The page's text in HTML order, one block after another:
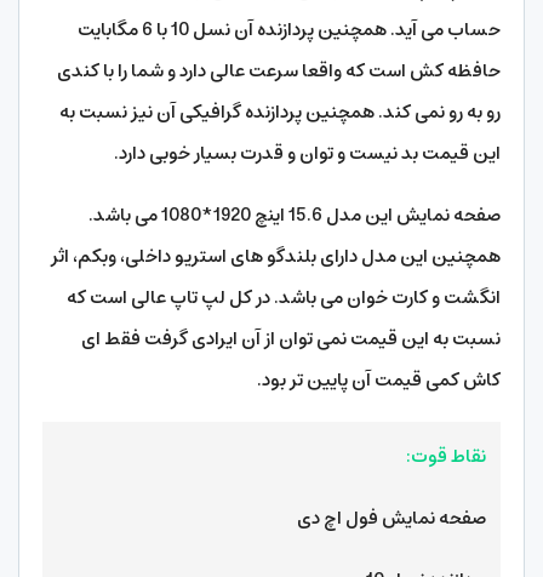
حساب می آید. همچنین پردازنده آن نسل 10 با 6 مگابایت
حافظه کش است که واقعا سرعت عالی دارد و شما را با کندی
رو به رو نمی کند. همچنین پردازنده گرافیکی آن نیز نسبت به
این قیمت بد نیست و توان و قدرت بسیار خوبی دارد.
صفحه نمایش این مدل 15.6 اینچ 1920*1080 می باشد.
همچنین این مدل دارای بلندگو های استریو داخلی، وبکم، اثر
انگشت و کارت خوان می باشد. در کل لپ تاپ عالی است که
نسبت به این قیمت نمی توان از آن ایرادی گرفت فقط ای
کاش کمی قیمت آن پایین تر بود.
نقاط قوت:
صفحه نمایش فول اچ دی